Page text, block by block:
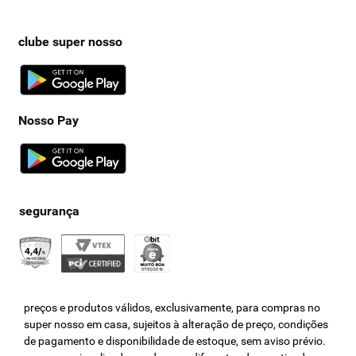
clube super nosso
Nosso Pay
preços e produtos válidos, exclusivamente, para compras no
super nosso em casa, sujeitos à alteração de preço, condições
de pagamento e disponibilidade de estoque, sem aviso prévio.